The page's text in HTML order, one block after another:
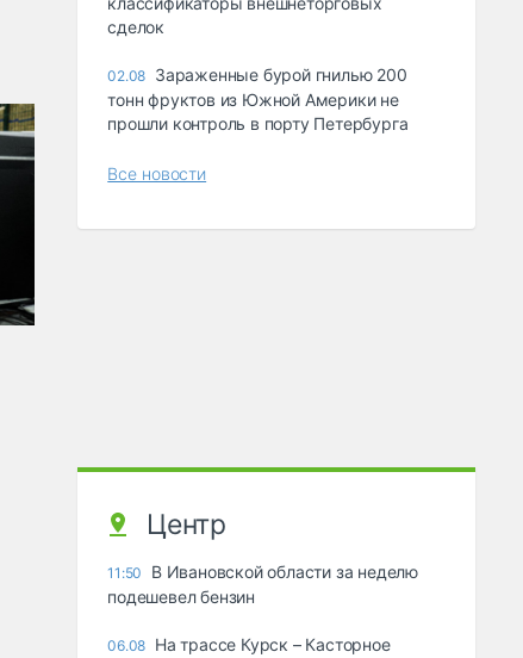
сделок
02.08 Зараженные бурой гнилью 200
тонн фруктов из Южной Америки не
прошли контроль в порту Петербурга
Все новости
Центр
11:50
В Ивановской области за неделю
подешевел бензин
06.08 На трассе Курск – Касторное